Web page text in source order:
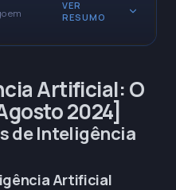
em
VER
RESUMO
de Linguagem Natural
consistência e
e Jasper AI são
Artificial: O
2024]
de Inteligência
Artificial